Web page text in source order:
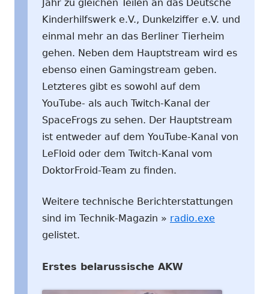
Jahr zu gleichen Teilen an das Deutsche
Kinderhilfswerk e.V., Dunkelziffer e.V. und
einmal mehr an das Berliner Tierheim
gehen. Neben dem Hauptstream wird es
ebenso einen Gamingstream geben.
Letzteres gibt es sowohl auf dem
YouTube- als auch Twitch-Kanal der
SpaceFrogs zu sehen. Der Hauptstream
ist entweder auf dem YouTube-Kanal von
LeFloid oder dem Twitch-Kanal vom
DoktorFroid-Team zu finden.
Weitere technische Berichterstattungen
sind im Technik-Magazin » radio.exe
gelistet.
Erstes belarussische AKW